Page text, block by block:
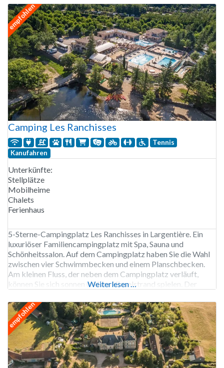
Campingplatz Médoc-Plage ist von Ende Mai
empfohlen
Camping Les Ranchisses
Tennis
Kanufahren
Unterkünfte:
Stellplätze
Mobilheime
Chalets
Ferienhaus
5-Sterne-Campingplatz Les Ranchisses in Largentière. Ein
luxuriöser Familiencampingplatz mit Spa, Sauna und
Schönheitssalon. Auf dem Campingplatz haben Sie die Wahl
zwischen vier Schwimmbecken und einem Planschbecken.
Am kleinen Fluss, der neben dem Campingplatz verläuft,
können Sie sich sonnen und am Kieselstrand spielen. Der
September geöffnet. 237 Stellplätze, Vermietung von
Stellplätzen,
Weiterlesen …
empfohlen